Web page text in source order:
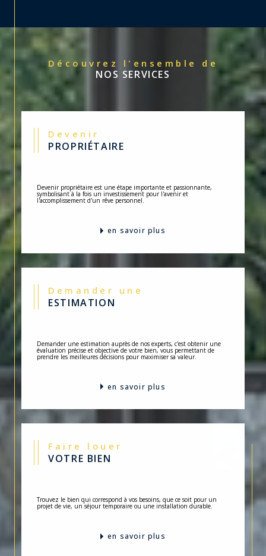
Découvrez l'ensemble de
NOS SERVICES
Devenir
PROPRIÉTAIRE
Devenir propriétaire est une étape importante et passionnante,
symbolisant à la fois un investissement pour l'avenir et
l'accomplissement d'un rêve personnel.
en savoir plus
Demander une
ESTIMATION
Demander une estimation auprès de nos experts, c'est obtenir une
évaluation précise et objective de votre bien, vous permettant de
prendre les meilleures décisions pour maximiser sa valeur.
en savoir plus
Faire louer
VOTRE BIEN
Trouvez le bien qui correspond à vos besoins, que ce soit pour un
projet de vie, un séjour temporaire ou une installation durable.
en savoir plus